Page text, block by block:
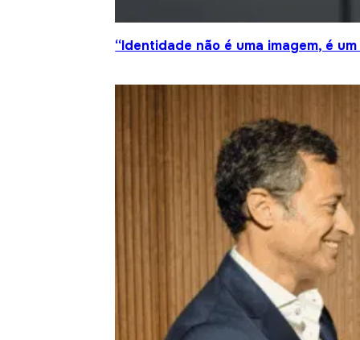
“Identidade não é uma imagem, é